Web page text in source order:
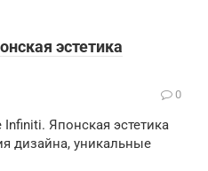
эстетика
0
Японская эстетика
дизайна, уникальные